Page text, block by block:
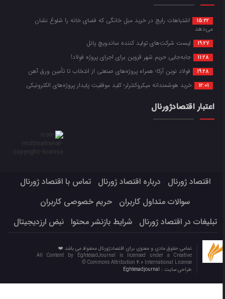
15:22
اشتباهات رایج در خرید مبل خانگی که فضای خانه را شلوغ نشان
می‌دهد
19:27 لیست شرکت‌های تولید کننده ساندویچ پانل
11:28 جابه‌جایی حریم شهر قزوین برای اجرای پروژه فولاد!
19:28 فولاد نوین آرکا؛ همراه پروژه‌های صنعتی از انتخاب تا تأمین ورق آهن
12:01 خرید هوشمندانه میکروکنترلر؛ کلید موفقیت پایدار پروژه‌های الکترونیکی
اعتبار اقتصادژورنال
اقتصاد ژورنال درباره اقتصاد ژورنال
تماس با اقتصاد ژورنال
سوالات متداول کاربران
حریم خصوصی کاربران
تبلیغات در اقتصاد ژورنال
شرایط بازنشر محتوا نبض ارزدیجیتال
تمامی حقوق مادی و معنوی برای اقتصادژورنال محفوظ می باشد ❤️
All Content by EghtesadJournal is licensed under a Creative
Commons Attribution 4.0 International License ©️
طراحی سایت :